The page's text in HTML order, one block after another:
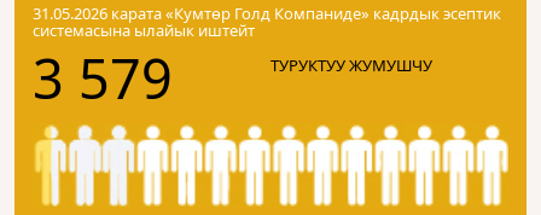
31.05.2026 карата «Кумтɵр Голд Компаниде» кадрдык эсептик
системасына ылайык иштейт
3 579 ТУРУКТУУ ЖУМУШЧУ